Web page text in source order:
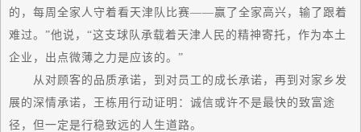
的，每周全家人守着看天津队比赛——赢了全家高兴，输了跟着
难过。”他说，“这支球队承载着天津人民的精神寄托，作为本土
企业，出点微薄之力是应该的。”
从对顾客的品质承诺，到对员工的成长承诺，再到对家乡发
展的深情承诺，王栋用行动证明：诚信或许不是最快的致富途
径，但一定是行稳致远的人生道路。